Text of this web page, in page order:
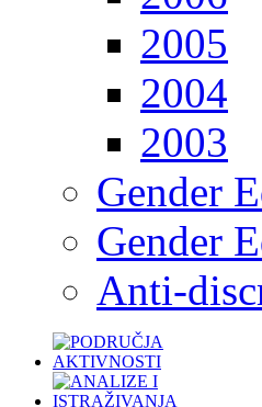
2005
2004
2003
Gender
Gender
Anti-